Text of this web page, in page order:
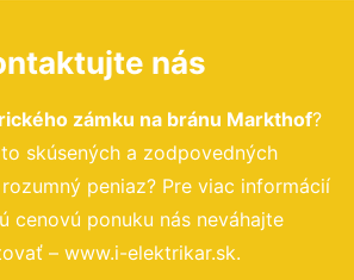
nás
zámku na bránu Markthof?
skúsených a zodpovedných
peniaz? Pre viac informácií
cenovú ponuku nás neváhajte
– www.i-elektrikar.sk.